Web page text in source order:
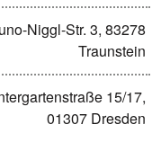
Niggl-Str. 3, 83278
Traunstein
15/17,
01307 Dresden